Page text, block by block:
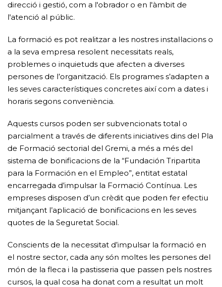
direcció i gestió, com a l'obrador o en l'àmbit de
l'atenció al públic.
La formació es pot realitzar a les nostres instal·lacions o
a la seva empresa resolent necessitats reals,
problemes o inquietuds que afecten a diverses
persones de l’organització. Els programes s’adapten a
les seves característiques concretes així com a dates i
horaris segons conveniència.
Aquests cursos poden ser subvencionats total o
parcialment a través de diferents iniciatives dins del Pla
de Formació sectorial del Gremi, a més a més del
sistema de bonificacions de la “Fundación Tripartita
para la Formación en el Empleo”, entitat estatal
encarregada d’impulsar la Formació Contínua. Les
empreses disposen d’un crèdit que poden fer efectiu
mitjançant l’aplicació de bonificacions en les seves
quotes de la Seguretat Social.
Conscients de la necessitat d’impulsar la formació en
el nostre sector, cada any són moltes les persones del
món de la fleca i la pastisseria que passen pels nostres
cursos, la qual cosa ha donat com a resultat un molt